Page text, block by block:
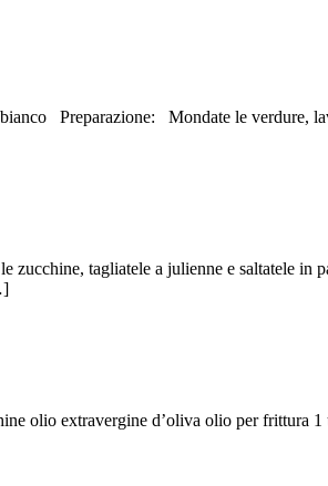
Preparazione: Mondate le verdure,
zucchine, tagliatele a julienne e saltatele in
olio extravergine d’oliva olio per frittura 1